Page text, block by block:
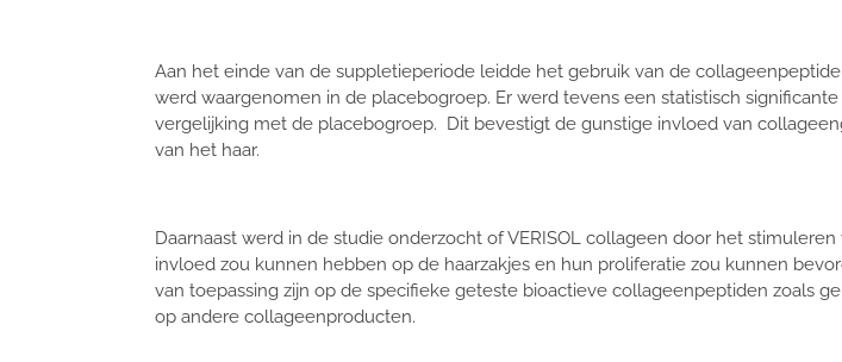
Aan het einde van de suppletieperiode leidde het gebruik van de
werd waargenomen in de placebogroep. Er werd tevens een statistisch
vergelijking met de placebogroep. Dit bevestigt de gunstige invloed van
van het haar.
Daarnaast werd in de studie onderzocht of VERISOL collageen door het
invloed zou kunnen hebben op de haarzakjes en hun proliferatie zou kunnen
van toepassing zijn op de specifieke geteste bioactieve collageenpeptiden zoals
op andere collageenproducten.